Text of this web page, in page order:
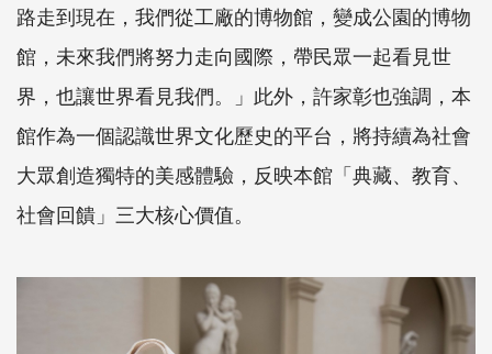
路走到現在，我們從工廠的博物館，變成公園的博物
館，未來我們將努力走向國際，帶民眾一起看見世
界，也讓世界看見我們。」此外，許家彰也強調，本
館作為一個認識世界文化歷史的平台，將持續為社會
大眾創造獨特的美感體驗，反映本館「典藏、教育、
社會回饋」三大核心價值。